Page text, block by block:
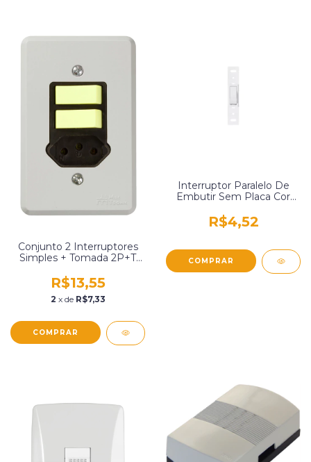
Conjunto 2 Interruptores
Simples + Tomada 2P+T
Mec-Tronic 39132
R$13,55
2 x de R$7,33
Interruptor Paralelo De
Embutir Sem Placa Cor
R$4,52